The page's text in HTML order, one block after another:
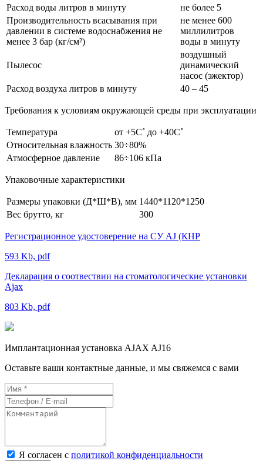
Расход воды литров в минуту
не более 5
Производительность всасывания при
давлении в системе водоснабжения не
менее 3 бар (кг/см²)
не менее 600
миллилитров
воды в минуту
Пылесос
воздушный
динамический
насос (эжектор)
Расход воздуха литров в минуту
40 – 45
Требования к условиям окружающей среды при эксплуатации
Температура
от +5С˚ до +40С˚
Относительная влажность 30÷80%
Атмосферное давление
86÷106 кПа
Упаковочные характеристики
Размеры упаковки (Д*Ш*В), мм 1440*1120*1250
Вес брутто, кг
300
Регистрационное удостоверение на СУ AJ (КНР
593 Kb, pdf
Декларация о соотвествии на стоматологические установки
Ajax
803 Kb, pdf
Имплантационная установка AJAX AJ16
Оставьте ваши контактные данные, и мы свяжемся с вами
Я согласен с политикой конфиденциальности